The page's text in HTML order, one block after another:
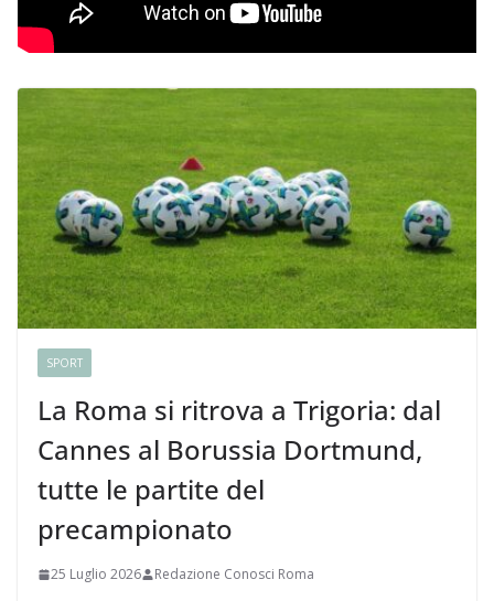
SPORT
La Roma si ritrova a Trigoria: dal
Cannes al Borussia Dortmund,
tutte le partite del
precampionato
25 Luglio 2026 Redazione Conosci Roma